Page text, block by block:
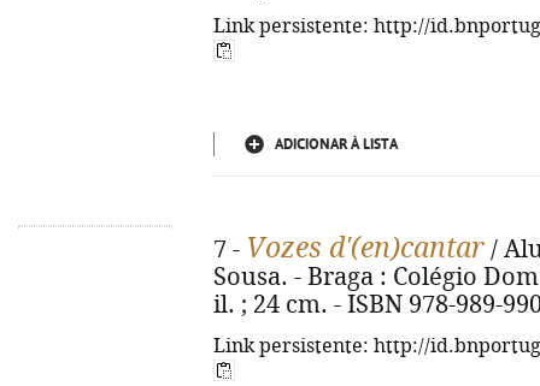
Link persistente: http://
ADICIONAR À LISTA
7 - Vozes d'(en)cantar /
Sousa. - Braga : Colégio
il. ; 24 cm. - ISBN 978-989-
Link persistente: http://